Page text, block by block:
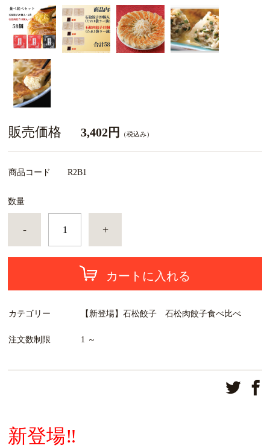
販売価格 3,402円 （税込み）
商品コード R2B1
数量
- +
カートに入れる
カテゴリー 【新登場】石松餃子 石松肉餃子食べ比べ
注文数制限 1 ～
新登場‼